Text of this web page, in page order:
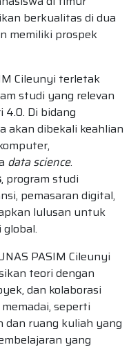
berkualitas di dua
memiliki prospek
Cileunyi terletak
studi yang relevan
Di bidang
akan dibekali keahlian
data science.
, program studi
pemasaran digital,
lulusan untuk
PASIM Cileunyi
teori dengan
dan kolaborasi
seperti
dan ruang kuliah yang
yang